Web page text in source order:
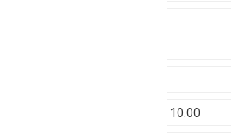
10.00